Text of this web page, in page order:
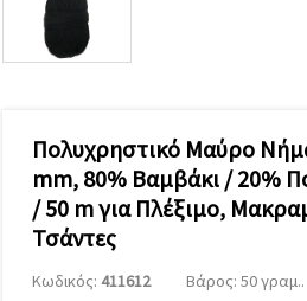
πιο σχετικό
περιεχόμενο
και
τη βοήθεια
συνεργατών
μας για
αναλύσεις
μάρκετινγκ.
Μπορείτε
Πολυχρηστικό Μαύρο
mm, 80% Βαμβάκι / 20%
/ 50 m για Πλέξιμο,
Τσάντες
Κωδικός: 411612 Βάρος: 50 γραμ..